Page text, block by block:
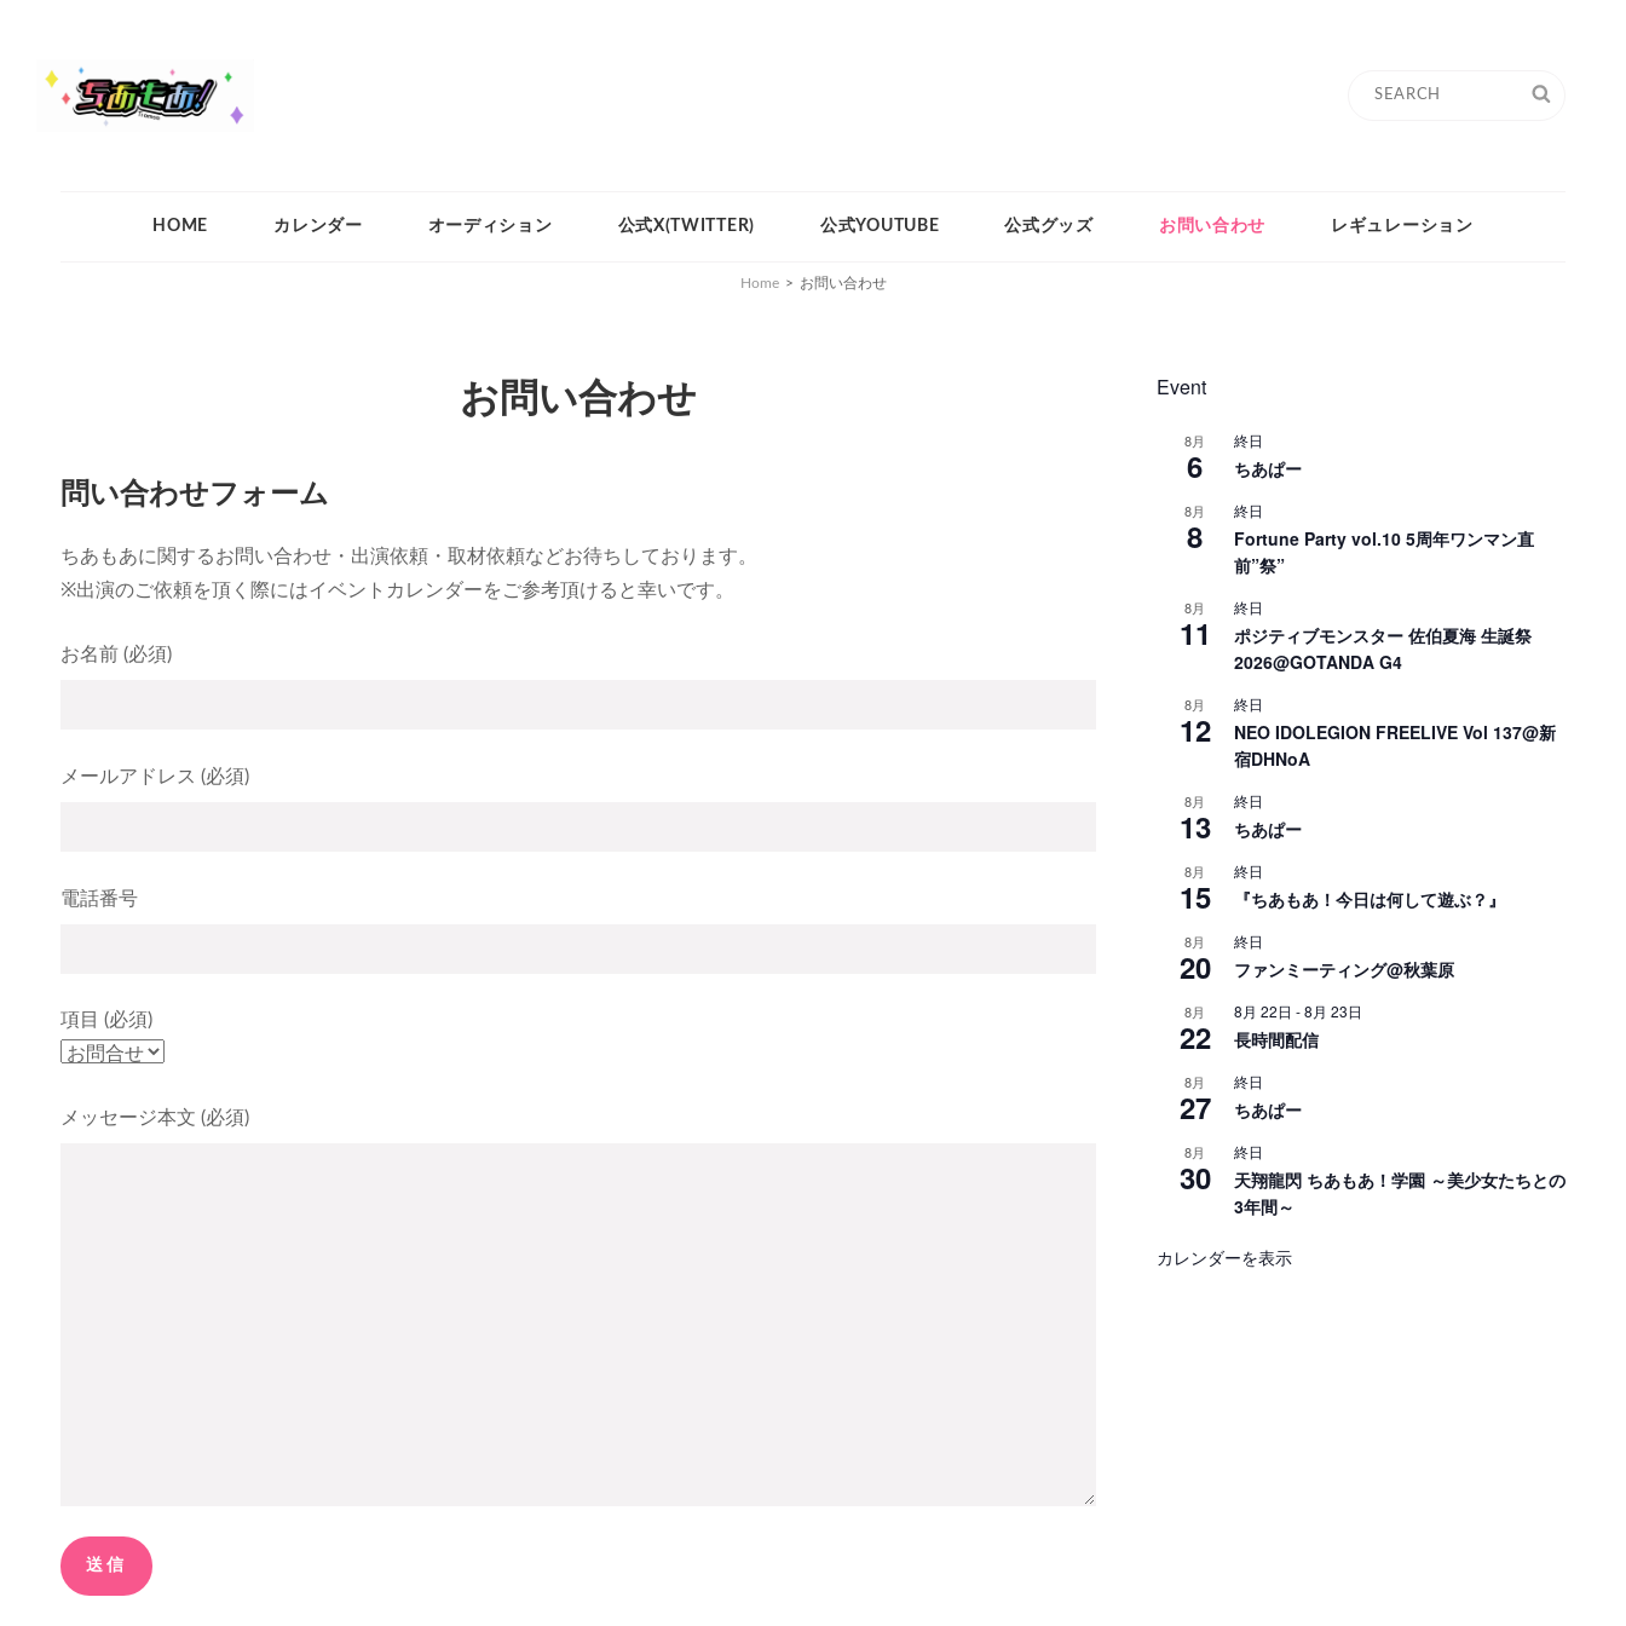
ちあもあ
ちあもあ
Search
HOME カレンダー オーディション 公式X(TWITTER) 公式YOUTUBE 公式グッズ お問い合わせ レギュレーション
Home > お問い合わせ
お問い合わせ
問い合わせフォーム
ちあもあに関するお問い合わせ・出演依頼・取材依頼などお待ちしております。
※出演のご依頼を頂く際にはイベントカレンダーをご参考頂けると幸いです。
お名前 (必須)
メールアドレス (必須)
電話番号
項目 (必須)
メッセージ本文 (必須)
Event
8月
6
終日
ちあぱー
8月
8
終日
Fortune Party vol.10 5周年ワンマン直
前”祭”
8月
11
終日
ポジティブモンスター 佐伯夏海 生誕祭
2026@GOTANDA G4
8月
12
終日
NEO IDOLEGION FREELIVE Vol 137@新
宿DHNoA
8月
13
終日
ちあぱー
8月
15
終日
『ちあもあ！今日は何して遊ぶ？』
8月
20
終日
ファンミーティング@秋葉原
8月
22
8月 22日 -8月 23日
長時間配信
8月
27
終日
ちあぱー
8月
30
終日
天翔龍閃 ちあもあ！学園 ～美少女たちとの
3年間～
カレンダーを表示